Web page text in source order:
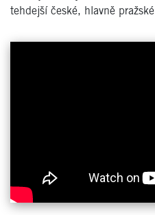
tehdejší české, hlavně